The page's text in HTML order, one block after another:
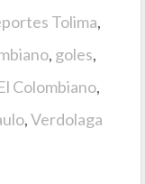
Tolima,
, goles,
Colombiano,
,Verdolaga